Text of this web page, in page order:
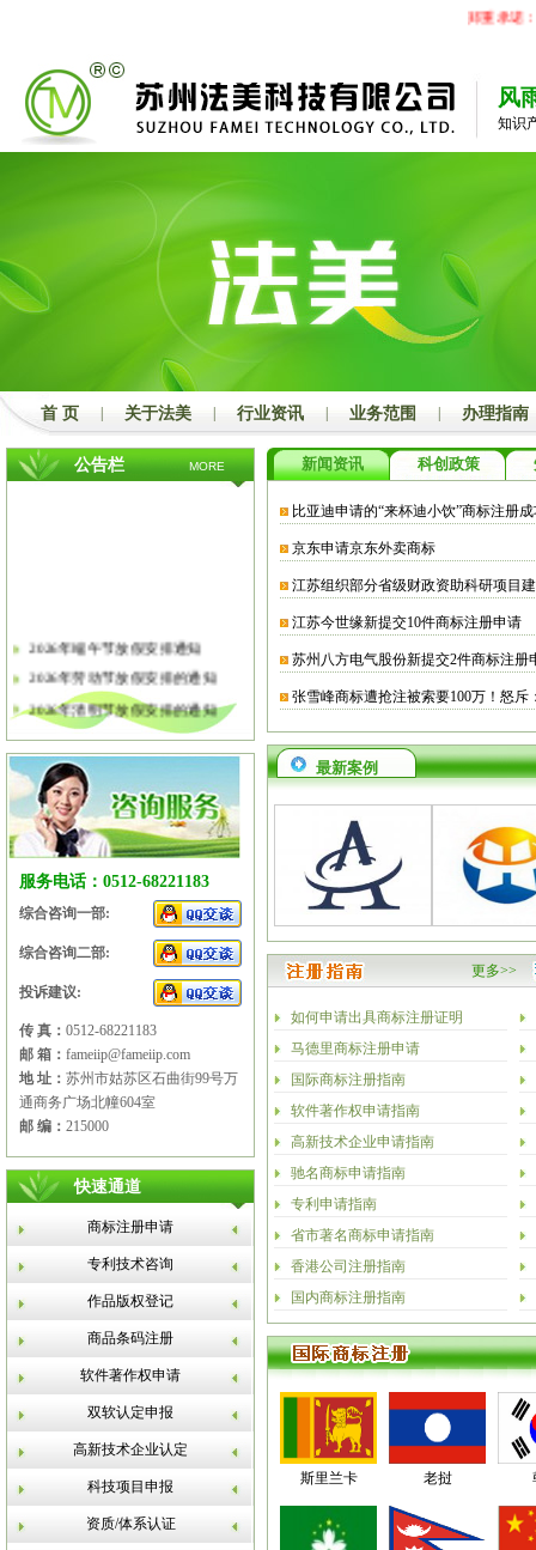
郑重承诺：
风
知识
首 页 关于法美 行业资讯 业务范围 办理指南
公告栏 MORE
2026年端午节放假安排通知
2026年劳动节放假安排的通知
2026年清明节放假安排的通知
关于软件企业评估有关工作的通知
2026年春节放假安排的通知
2026年元旦放假安排的通知
2025年国庆节、中秋节放假安排
2025年端午节放假安排的通知
2025年劳动节放假安排的通知
2025年清明节放假安排的通知
服务电话：0512-68221183
综合咨询一部:
综合咨询二部:
投诉建议:
传 真： 0512-68221183
邮 箱： fameiip@fameiip.com
地 址： 苏州市姑苏区石曲街99号万
通商务广场北幢604室
邮 编： 215000
快速通道
商标注册申请
专利技术咨询
作品版权登记
商品条码注册
软件著作权申请
双软认定申报
高新技术企业认定
科技项目申报
资质/体系认证
新闻资讯 科创政策
比亚迪申请的“来杯迪小饮”商标注册
京东申请京东外卖商标
江苏组织部分省级财政资助科研项目
江苏今世缘新提交10件商标注册申请
苏州八方电气股份新提交2件商标注册
张雪峰商标遭抢注被索要100万！怒斥
最新案例
更多>>
如何申请出具商标注册证明
马德里商标注册申请
国际商标注册指南
软件著作权申请指南
高新技术企业申请指南
驰名商标申请指南
专利申请指南
省市著名商标申请指南
香港公司注册指南
国内商标注册指南
斯里兰卡 老挝